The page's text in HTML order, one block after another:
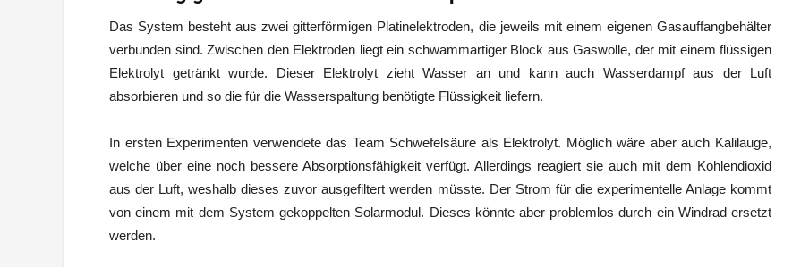
Das System besteht aus zwei gitterförmigen Platinelektroden, die jeweils mit einem eigenen Gasauffangbehälter
verbunden sind. Zwischen den Elektroden liegt ein schwammartiger Block aus Gaswolle, der mit einem flüssigen
Elektrolyt getränkt wurde. Dieser Elektrolyt zieht Wasser an und kann auch Wasserdampf aus der Luft
absorbieren und so die für die Wasserspaltung benötigte Flüssigkeit liefern.
In ersten Experimenten verwendete das Team Schwefelsäure als Elektrolyt. Möglich wäre aber auch Kalilauge,
welche über eine noch bessere Absorptionsfähigkeit verfügt. Allerdings reagiert sie auch mit dem Kohlendioxid
aus der Luft, weshalb dieses zuvor ausgefiltert werden müsste. Der Strom für die experimentelle Anlage kommt
von einem mit dem System gekoppelten Solarmodul. Dieses könnte aber problemlos durch ein Windrad ersetzt
werden.